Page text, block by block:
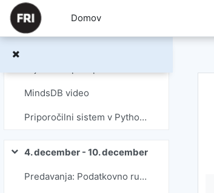
Preskoči na glavno vsebino
Domov
MindsDB video
Priporočilni sistem v Pythonu video
Skrči4. december - 10. december
Predavanja: Podatkovno rudarjenje